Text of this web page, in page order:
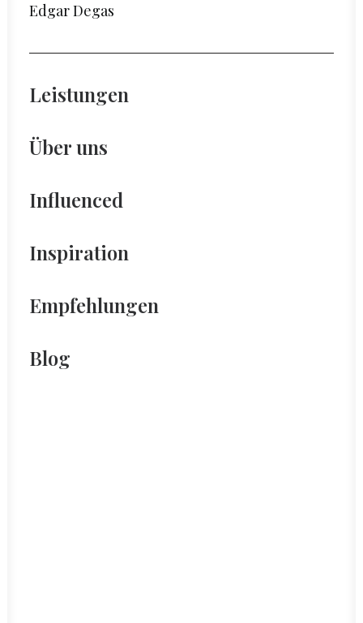
Edgar Degas
Leistungen
Über uns
Influenced
Inspiration
Empfehlungen
Blog